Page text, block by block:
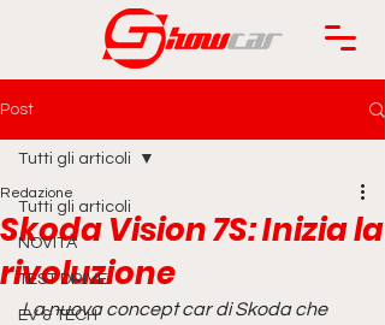
Post
Tutti gli articoli
NOVITÀ
TEST DRIVE
EV & TECH
Tutti gli articoli
Skoda Vision 7S: Inizia la
rivoluzione
Redazione
La nuova concept car di Skoda che